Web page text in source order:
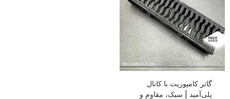
گاتر کامپوزیت با کانال
پلی‌آمید | سبک، مقاوم و